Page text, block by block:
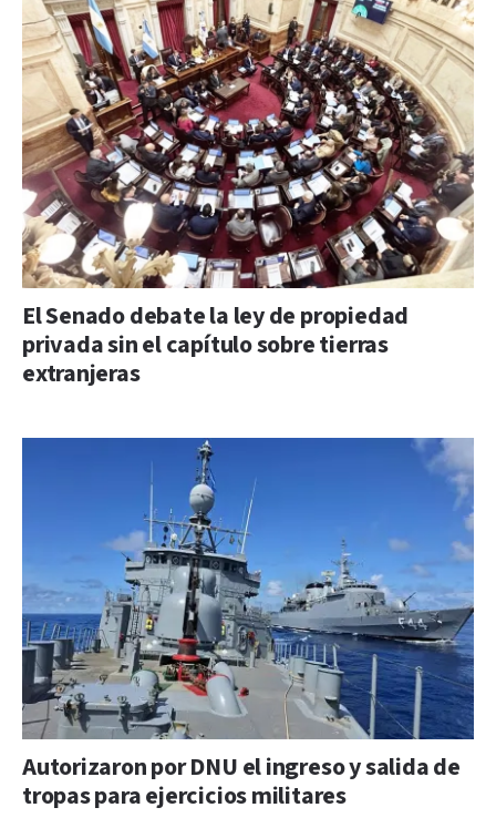
El Senado debate la ley de propiedad
privada sin el capítulo sobre tierras
extranjeras
Autorizaron por DNU el ingreso y salida de
tropas para ejercicios militares